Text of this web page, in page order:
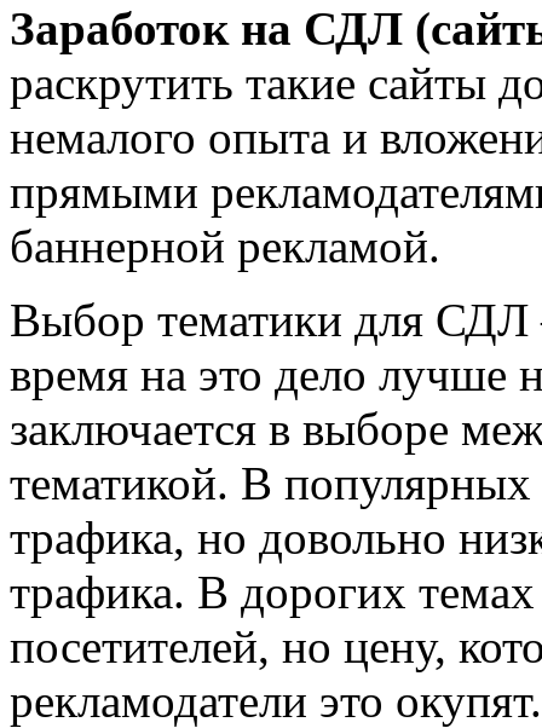
Заработок на СДЛ
раскрутить такие сайты
немалого опыта и
прямыми
баннерной рекламой.
Выбор тематики для
время на это дело лучше
заключается в выборе
тематикой. В популярных
трафика, но довольно
трафика. В дорогих
посетителей, но цену,
рекламодатели это окупят.